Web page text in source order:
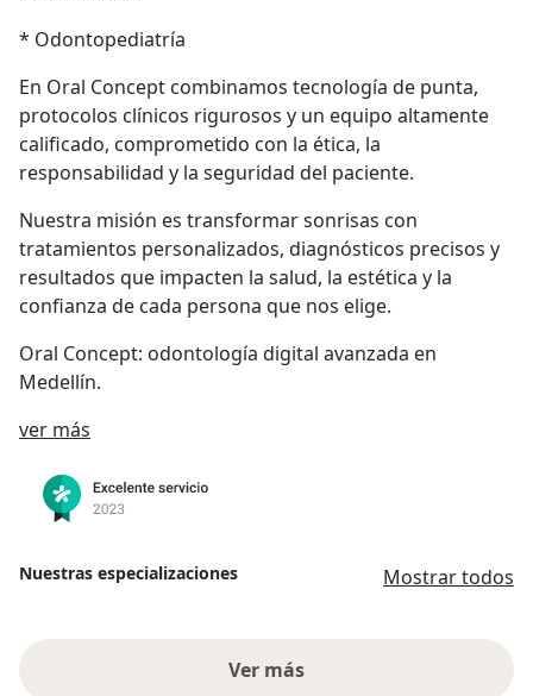
* Odontopediatría
En Oral Concept combinamos tecnología de punta,
protocolos clínicos rigurosos y un equipo altamente
calificado, comprometido con la ética, la
responsabilidad y la seguridad del paciente.
Nuestra misión es transformar sonrisas con
tratamientos personalizados, diagnósticos precisos y
resultados que impacten la salud, la estética y la
confianza de cada persona que nos elige.
Oral Concept: odontología digital avanzada en
Medellín.
ver más
Nuestras especializaciones Mostrar todos
Ver más